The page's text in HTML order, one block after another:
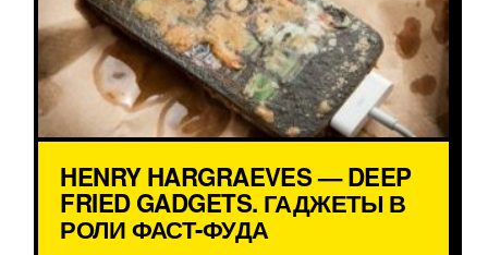
HENRY HARGRAEVES — DEEP
FRIED GADGETS. ГАДЖЕТЫ В
РОЛИ ФАСТ-ФУДА